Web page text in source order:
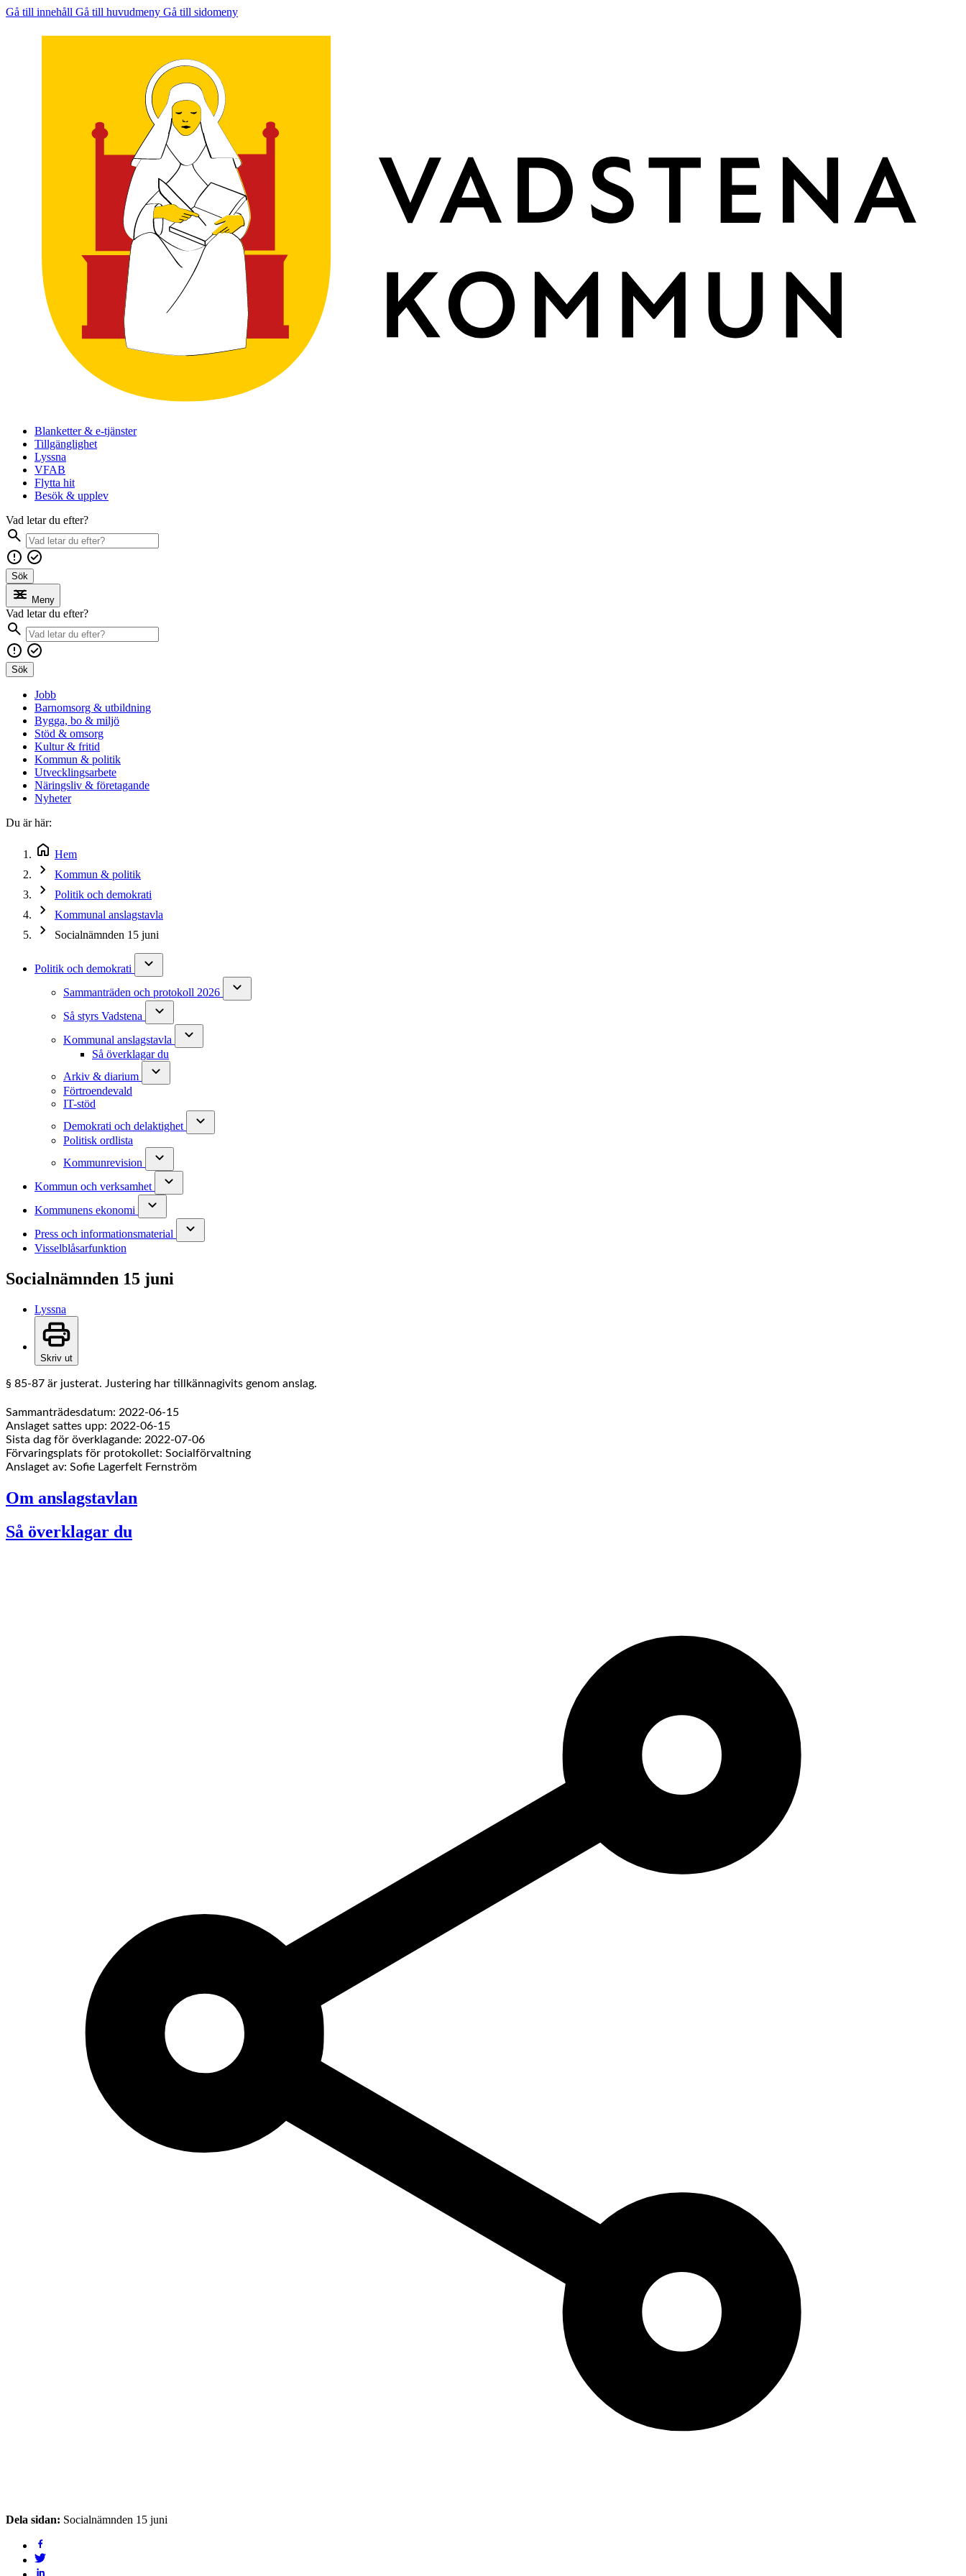
Gå till innehåll Gå till huvudmeny Gå till sidomeny
Blanketter & e-tjänster
Tillgänglighet
Lyssna
VFAB
Flytta hit
Besök & upplev
Vad letar du efter?
Sök
Meny
Vad letar du efter?
Sök
Jobb
Barnomsorg & utbildning
Bygga, bo & miljö
Stöd & omsorg
Kultur & fritid
Kommun & politik
Utvecklingsarbete
Näringsliv & företagande
Nyheter
Du är här:
Hem
Kommun & politik
Politik och demokrati
Kommunal anslagstavla
Socialnämnden 15 juni
Politik och demokrati
Sammanträden och protokoll 2026
Så styrs Vadstena
Kommunal anslagstavla
Så överklagar du
Arkiv & diarium
Förtroendevald
IT-stöd
Demokrati och delaktighet
Politisk ordlista
Kommunrevision
Kommun och verksamhet
Kommunens ekonomi
Press och informationsmaterial
Visselblåsarfunktion
Socialnämnden 15 juni
Lyssna
Skriv ut
§ 85-87 är justerat. Justering har tillkännagivits genom anslag.
Sammanträdesdatum: 2022-06-15
Anslaget sattes upp: 2022-06-15
Sista dag för överklagande: 2022-07-06
Förvaringsplats för protokollet: Socialförvaltning
Anslaget av: Sofie Lagerfelt Fernström
Om anslagstavlan
Så överklagar du
Dela sidan: Socialnämnden 15 juni